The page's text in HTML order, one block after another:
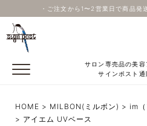
・ご注文から1〜2営業日で商品
サロン専売品の美容
サインポスト通
HOME MILBON(ミルボン)
im（
アイエム UVベース